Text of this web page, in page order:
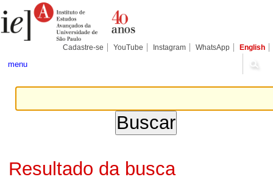
para
conteúdo.
Pessoais
Cadastre-se YouTube Instagram WhatsApp English
menu
Resultado da busca